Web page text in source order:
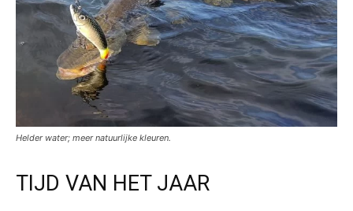
Helder water; meer natuurlijke kleuren.
TIJD VAN HET JAAR